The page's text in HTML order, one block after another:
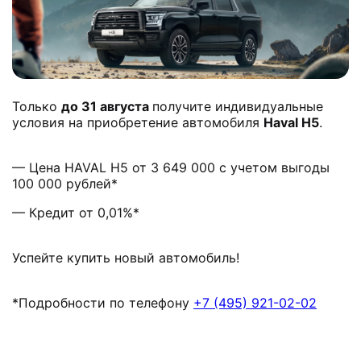
Только до 31 августа получите индивидуальные
условия на приобретение автомобиля Haval H5.
— Цена HAVAL H5 от 3 649 000 с учетом выгоды
100 000 рублей*
— Кредит от 0,01%*
Успейте купить новый автомобиль!
*Подробности по телефону +7 (495) 921-02-02